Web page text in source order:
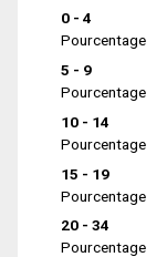
0 - 4
Pourcentage
5 - 9
Pourcentage
10 - 14
Pourcentage
15 - 19
Pourcentage
20 - 34
Pourcentage